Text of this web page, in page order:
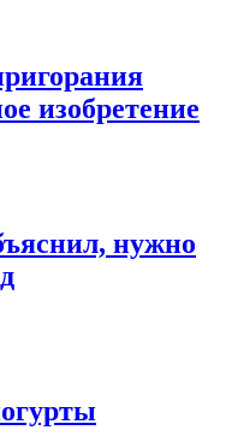
изобретение
нужно